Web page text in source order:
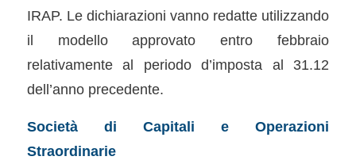
IRAP. Le dichiarazioni vanno redatte utilizzando
il modello approvato entro febbraio
relativamente al periodo d’imposta al 31.12
dell’anno precedente.
Società di Capitali e Operazioni
Straordinarie